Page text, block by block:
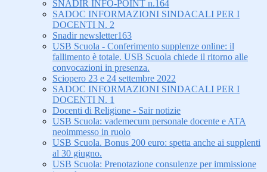
SNADIR INFO-POINT n.164
SADOC INFORMAZIONI SINDACALI PER I
DOCENTI N. 2
Snadir newsletter163
USB Scuola - Conferimento supplenze online: il
fallimento è totale. USB Scuola chiede il ritorno alle
convocazioni in presenza.
Sciopero 23 e 24 settembre 2022
SADOC INFORMAZIONI SINDACALI PER I
DOCENTI N. 1
Docenti di Religione - Sair notizie
USB Scuola: vademecum personale docente e ATA
neoimmesso in ruolo
USB Scuola. Bonus 200 euro: spetta anche ai supplenti
al 30 giugno.
USB Scuola: Prenotazione consulenze per immissione